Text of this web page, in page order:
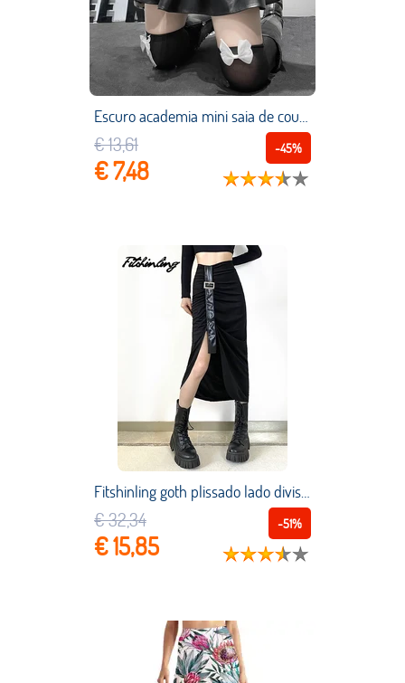
Escuro academia mini saia de couro do plutônio alt punk bandagem plissado tênis saia goth chique harajuku grunge alta cintura lolita
-45%
€ 13,61
€ 7,48
Fitshinling goth plissado lado divisão sexy faixas saia bud punk gótico estilo rua dobras escuras lonk graça ilhó sólido alt faldas
-51%
€ 32,34
€ 15,85